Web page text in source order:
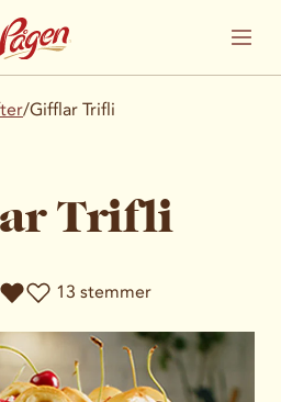
/Gifflar Trifli
Trifli
13 stemmer